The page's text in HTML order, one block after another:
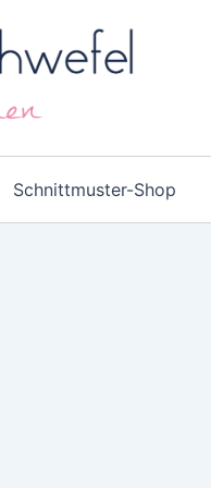
Schnittmuster-Shop